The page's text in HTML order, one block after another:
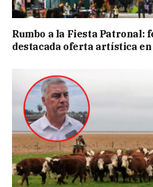
Rumbo a la Fiesta Patronal:
destacada oferta artística en